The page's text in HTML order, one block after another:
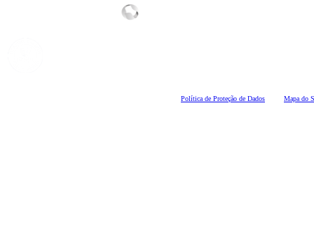
Política de Proteção de Dados Mapa do